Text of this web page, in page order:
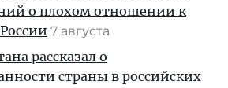
о плохом отношении к
7 августа
рассказал о
страны в российских